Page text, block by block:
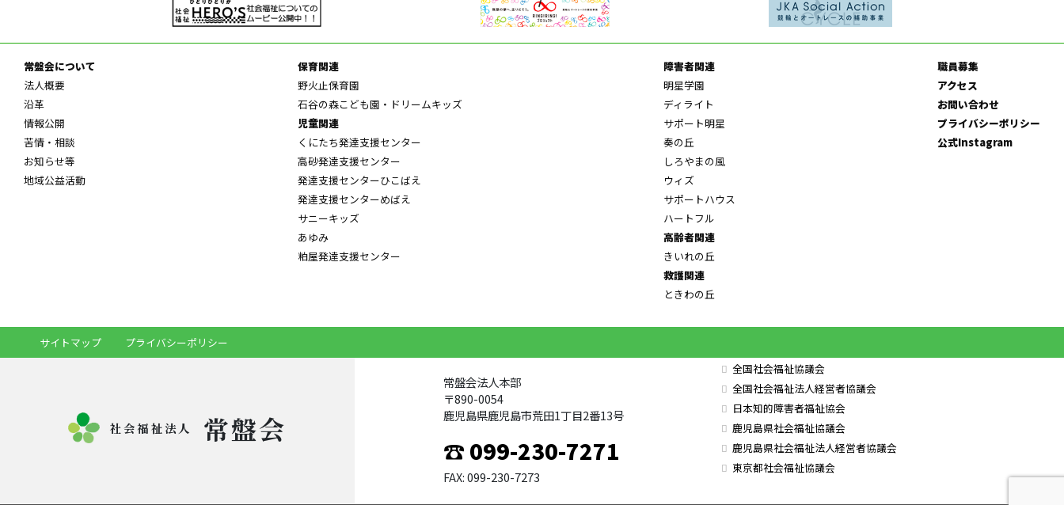
常盤会について
法人概要
沿革
情報公開
苦情・相談
お知らせ等
地域公益活動
保育関連
野火止保育園
石谷の森こども園・ドリームキッズ
児童関連
くにたち発達支援センター
高砂発達支援センター
発達支援センターひこばえ
発達支援センターめばえ
サニーキッズ
あゆみ
粕屋発達支援センター
障害者関連
明星学園
ディライト
サポート明星
奏の丘
しろやまの風
ウィズ
サポートハウス
ハートフル
高齢者関連
きいれの丘
救護関連
ときわの丘
職員募集
アクセス
お問い合わせ
プライバシーポリシー
公式Instagram
サイトマップ プライバシーポリシー
社会福祉法人 常盤会
常盤会法人本部
〒890-0054
鹿児島県鹿児島市荒田1丁目2番13号
☎ 099-230-7271
FAX: 099-230-7273
全国社会福祉協議会
全国社会福祉法人経営者協議会
日本知的障害者福祉協会
鹿児島県社会福祉協議会
鹿児島県社会福祉法人経営者協議会
東京都社会福祉協議会